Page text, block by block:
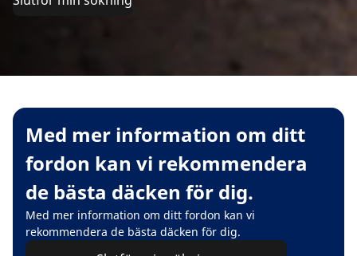
Med mer information om ditt
fordon kan vi rekommendera
de bästa däcken för dig.
Med mer information om ditt fordon kan vi
rekommendera de bästa däcken för dig.